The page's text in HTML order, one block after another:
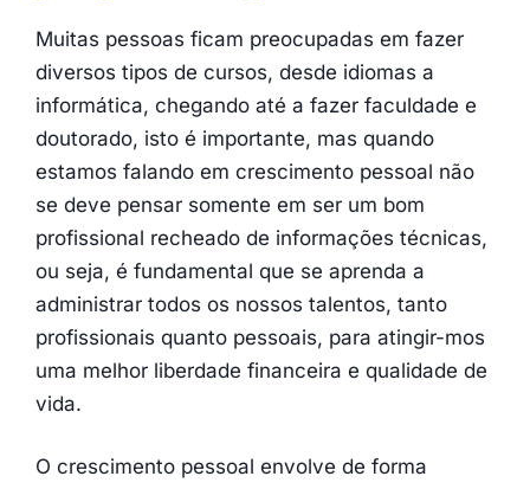
Muitas pessoas ficam preocupadas em fazer
diversos tipos de cursos, desde idiomas a
informática, chegando até a fazer faculdade e
doutorado, isto é importante, mas quando
estamos falando em crescimento pessoal não
se deve pensar somente em ser um bom
profissional recheado de informações técnicas,
ou seja, é fundamental que se aprenda a
administrar todos os nossos talentos, tanto
profissionais quanto pessoais, para atingir-mos
uma melhor liberdade financeira e qualidade de
vida.
O crescimento pessoal envolve de forma